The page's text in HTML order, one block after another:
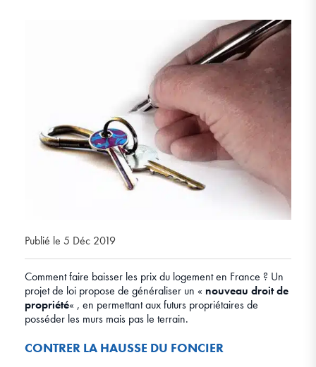
Publié le 5 Déc 2019
Comment faire baisser les prix du logement en France ? Un
projet de loi propose de généraliser un « nouveau droit de
propriété« , en permettant aux futurs propriétaires de
posséder les murs mais pas le terrain.
CONTRER LA HAUSSE DU FONCIER